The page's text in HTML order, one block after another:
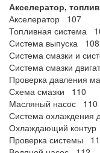
Акселератор,
Акселератор 107
Топливная система
Система выпуска 108
Система смазки и
Система смазки
Проверка давления
Схема смазки 110
Масляный насос 110
Система охлаждения
Охлаждающий
Проверка системы